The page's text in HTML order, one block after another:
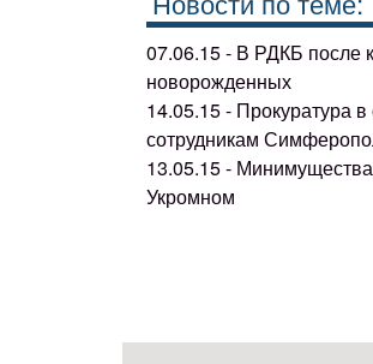
07.06.15 - В РДКБ после
новорожденных
14.05.15 - Прокуратура
сотрудникам
13.05.15 -
Укромном